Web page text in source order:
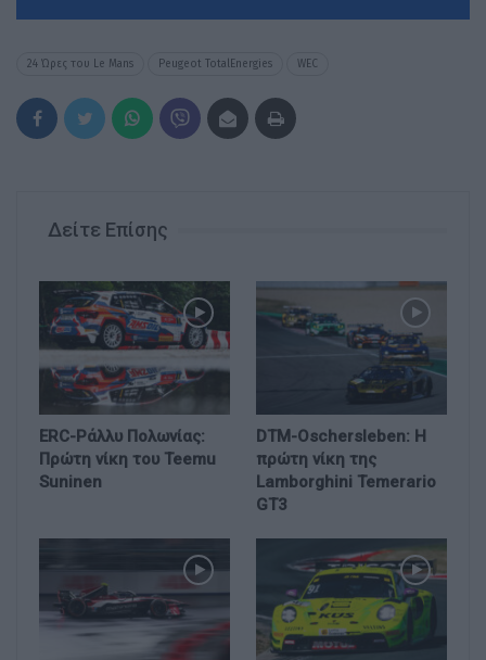
24 Ώρες του Le Mans Peugeot TotalEnergies WEC
Δείτε Επίσης
ERC-Ράλλυ Πολωνίας:
Πρώτη νίκη του Teemu
Suninen
DTM-Oschersleben: Η
πρώτη νίκη της
Lamborghini Temerario
GT3